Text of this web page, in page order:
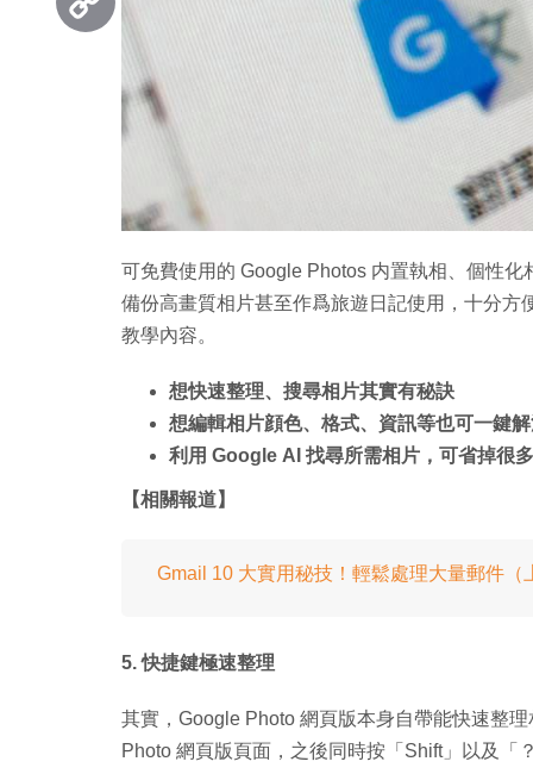
可免費使用的 Google Photos 内置執相、個性
備份高畫質相片甚至作爲旅遊日記使用，十分方
教學內容。
想快速整理、搜尋相片其實有秘訣
想編輯相片顔色、格式、資訊等也可一鍵
利用 Google AI 找尋所需相片，可省掉很
【相關報道】
Gmail 10 大實用秘技！輕鬆處理大量郵件（
5. 快捷鍵極速整理
其實，Google Photo 網頁版本身自帶能快速整
Photo 網頁版頁面，之後同時按「Shift」以及「
Link